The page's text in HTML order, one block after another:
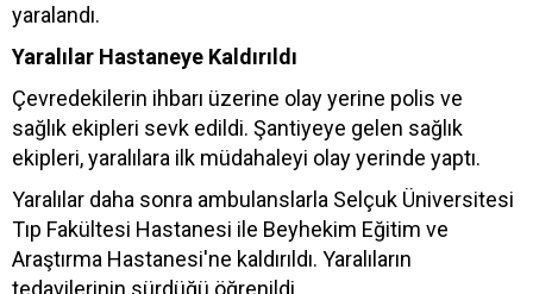
yaralandı.
Yaralılar Hastaneye Kaldırıldı
Çevredekilerin ihbarı üzerine olay yerine polis ve
sağlık ekipleri sevk edildi. Şantiyeye gelen sağlık
ekipleri, yaralılara ilk müdahaleyi olay yerinde yaptı.
Yaralılar daha sonra ambulanslarla Selçuk Üniversitesi
Tıp Fakültesi Hastanesi ile Beyhekim Eğitim ve
Araştırma Hastanesi'ne kaldırıldı. Yaralıların
tedavilerinin sürdüğü öğrenildi.